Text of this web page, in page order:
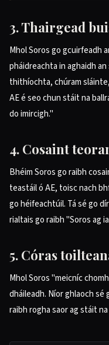
3. Thairgead
Mhol Soros go gcuirfeadh
pháidreachta in aghaidh
thithíochta, chúram
AE é seo chun stáit na
do imircigh."
4. Cosaint
Bhéim Soros go raibh
teastáil ó AE, toisc nach
go héifeachtúil. Tá sé go
rialtais go raibh "Soros ag
5. Córas
Mhol Soros "meicníc
dháileadh. Níor ghlaoch
raibh rogha saor ag stáit